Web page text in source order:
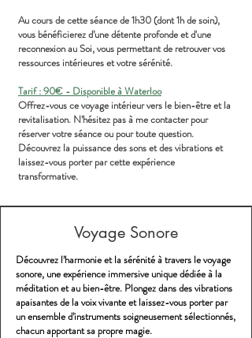
Au cours de cette séance de 1h30 (dont 1h de soin),
vous bénéficierez d’une détente profonde et d'une
reconnexion au Soi, vous permettant de retrouver vos
ressources intérieures et votre sérénité.
Tarif : 90€ - Disponible à Waterloo
Offrez-vous ce voyage intérieur vers le bien-être et la
revitalisation. N’hésitez pas à me contacter pour
réserver votre séance ou pour toute question.
Découvrez la puissance des sons et des vibrations et
laissez-vous porter par cette expérience
transformative.
Voyage Sonore
Découvrez l’harmonie et la sérénité à travers le voyage
sonore, une expérience immersive unique dédiée à la
méditation et au bien-être. Plongez dans des vibrations
apaisantes de la voix vivante et laissez-vous porter par
un ensemble d’instruments soigneusement sélectionnés,
chacun apportant sa propre magie.